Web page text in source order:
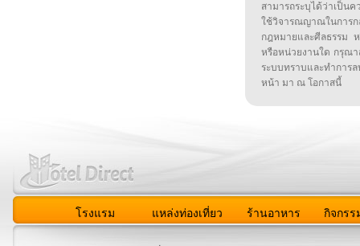
สามารถระบุได้ว่าเป็น
ใช้วิจารณญาณในกา
กฎหมายและศีลธรรม
หรือหน่วยงานใด กรุณา
ระบบทราบและทำกา
หน้า มา ณ โอกาสนี้
โรงแรม แหล่งท่องเที่ยว ร้านอาหาร กิจกรร